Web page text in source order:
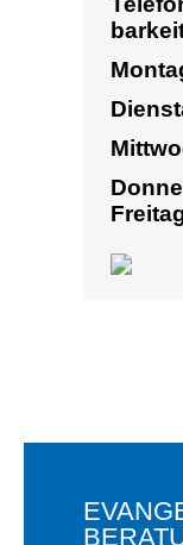
Dienstag
Mittwoch
Freitag